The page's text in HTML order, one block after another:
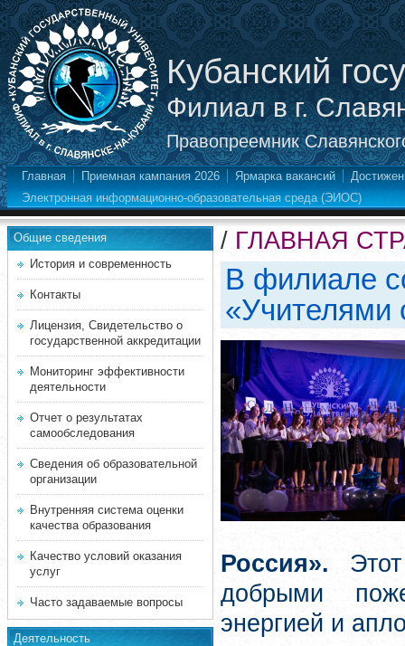
Кубанский
Филиал в г.
Правопреемник
Главная Приемная кампания 2026 Ярмарка вакансий
Электронная информационно-образовательная среда (ЭИОС)
Общие сведения
История и современность
Контакты
Лицензия, Свидетельство о
государственной аккредитации
Мониторинг эффективности
деятельности
Отчет о результатах
самообследования
Сведения об образовательной
организации
Внутренняя система оценки
качества образования
Качество условий оказания
услуг
Часто задаваемые вопросы
Деятельность
/ ГЛАВНАЯ
В филиале
«Учителями
Россия».
добрыми
энергией и